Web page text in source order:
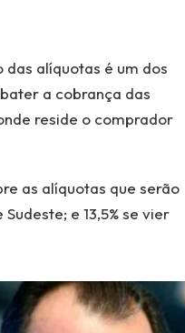
alíquotas é um dos
a cobrança das
reside o comprador
as alíquotas que serão
e 13,5% se vier